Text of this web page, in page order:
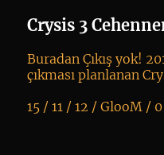
Crysis 3
Buradan Çıkış yok!
çıkması planlanan
15 / 11 / 12 / GlooM/